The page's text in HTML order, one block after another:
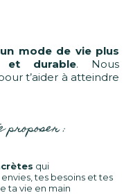
un mode de vie plus
et durable. Nous
t’aider à atteindre
proposer :
qui
tes besoins et tes
ta vie en main